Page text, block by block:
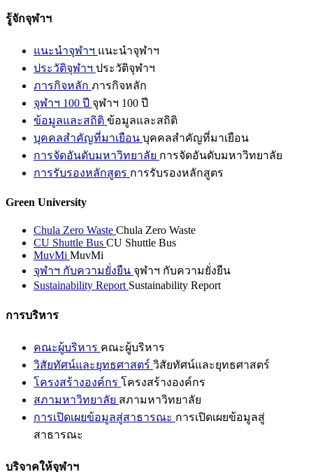
รู้จักจุฬาฯ
แนะนำจุฬาฯ แนะนำจุฬาฯ
ประวัติจุฬาฯ ประวัติจุฬาฯ
ภารกิจหลัก ภารกิจหลัก
จุฬาฯ 100 ปี จุฬาฯ 100 ปี
ข้อมูลและสถิติ ข้อมูลและสถิติ
บุคคลสำคัญที่มาเยือน บุคคลสำคัญที่มาเยือน
การจัดอันดับมหาวิทยาลัย การจัดอันดับมหาวิทยาลัย
การรับรองหลักสูตร การรับรองหลักสูตร
Green University
Chula Zero Waste Chula Zero Waste
CU Shuttle Bus CU Shuttle Bus
MuvMi MuvMi
จุฬาฯ กับความยั่งยืน จุฬาฯ กับความยั่งยืน
Sustainability Report Sustainability Report
การบริหาร
คณะผู้บริหาร คณะผู้บริหาร
วิสัยทัศน์และยุทธศาสตร์ วิสัยทัศน์และยุทธศาสตร์
โครงสร้างองค์กร โครงสร้างองค์กร
สภามหาวิทยาลัย สภามหาวิทยาลัย
การเปิดเผยข้อมูลสู่สาธารณะ การเปิดเผยข้อมูลสู่
สาธารณะ
บริจาคให้จุฬาฯ